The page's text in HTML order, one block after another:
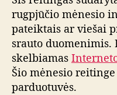
rugpjūčio mėnesio
pateiktais ar viešai
srauto duomenimis.
skelbiamas
Šio mėnesio
parduotuvės.